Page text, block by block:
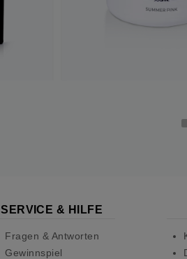
SERVICE & HILFE
Fragen & Antworten
Gewinnspiel